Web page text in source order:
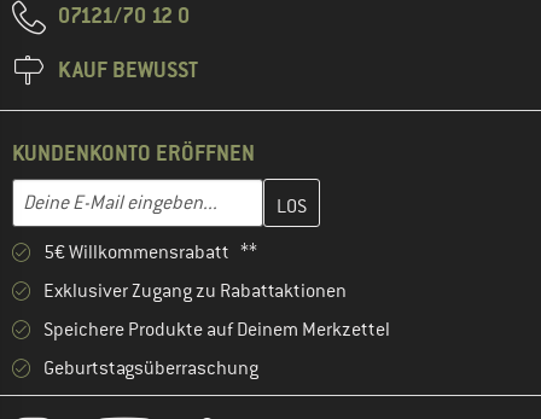
07121/70 12 0
KAUF BEWUSST
KUNDENKONTO ERÖFFNEN
E-Mail-Adresse
Gib hier deine E-Mail-Adresse ein und erstelle im nächsten
5€ Willkommensrabatt **
Exklusiver Zugang zu Rabattaktionen
Speichere Produkte auf Deinem Merkzettel
Geburtstagsüberraschung